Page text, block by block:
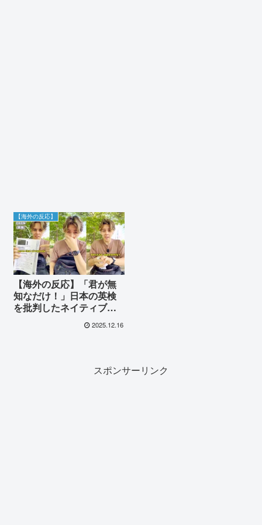
【海外の反応】
【海外の反応】「君が無
知なだけ！」日本の英検
を批判したネイティブに
世界が呆れ声！「日本は
正しい英語を教えてい2025.12.16
スポンサーリンク